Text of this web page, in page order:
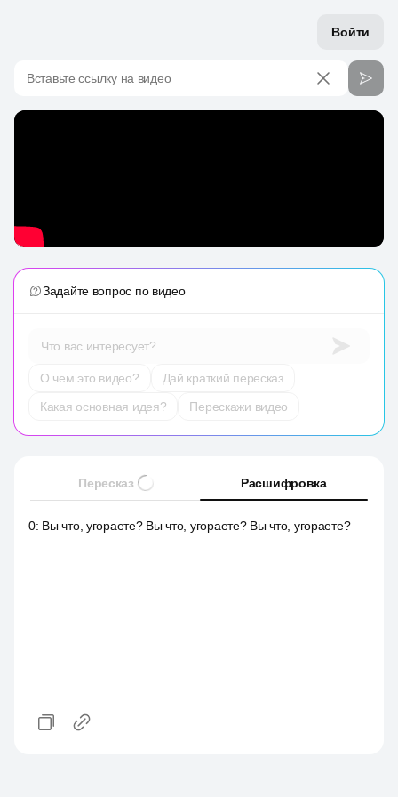
Войти
Вставьте ссылку на видео
Задайте вопрос по видео
Что вас интересует?
О чем это видео?
Дай краткий пересказ
Какая основная идея?
Перескажи видео
Пересказ Расшифровка
0: Вы что, угораете? Вы что, угораете? Вы что, угораете?